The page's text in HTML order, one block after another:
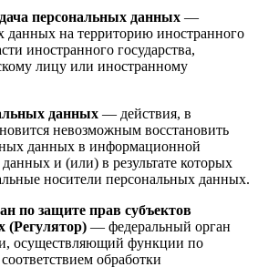
персональных данных —
данных на территорию иностранного
иностранного государства,
лицу или иностранному
данных — действия, в
невозможным восстановить
данных в информационной
и (или) в результате которых
носители персональных данных.
по защите прав субъектов
(Регулятор) — федеральный орган
осуществляющий функции по
обработки